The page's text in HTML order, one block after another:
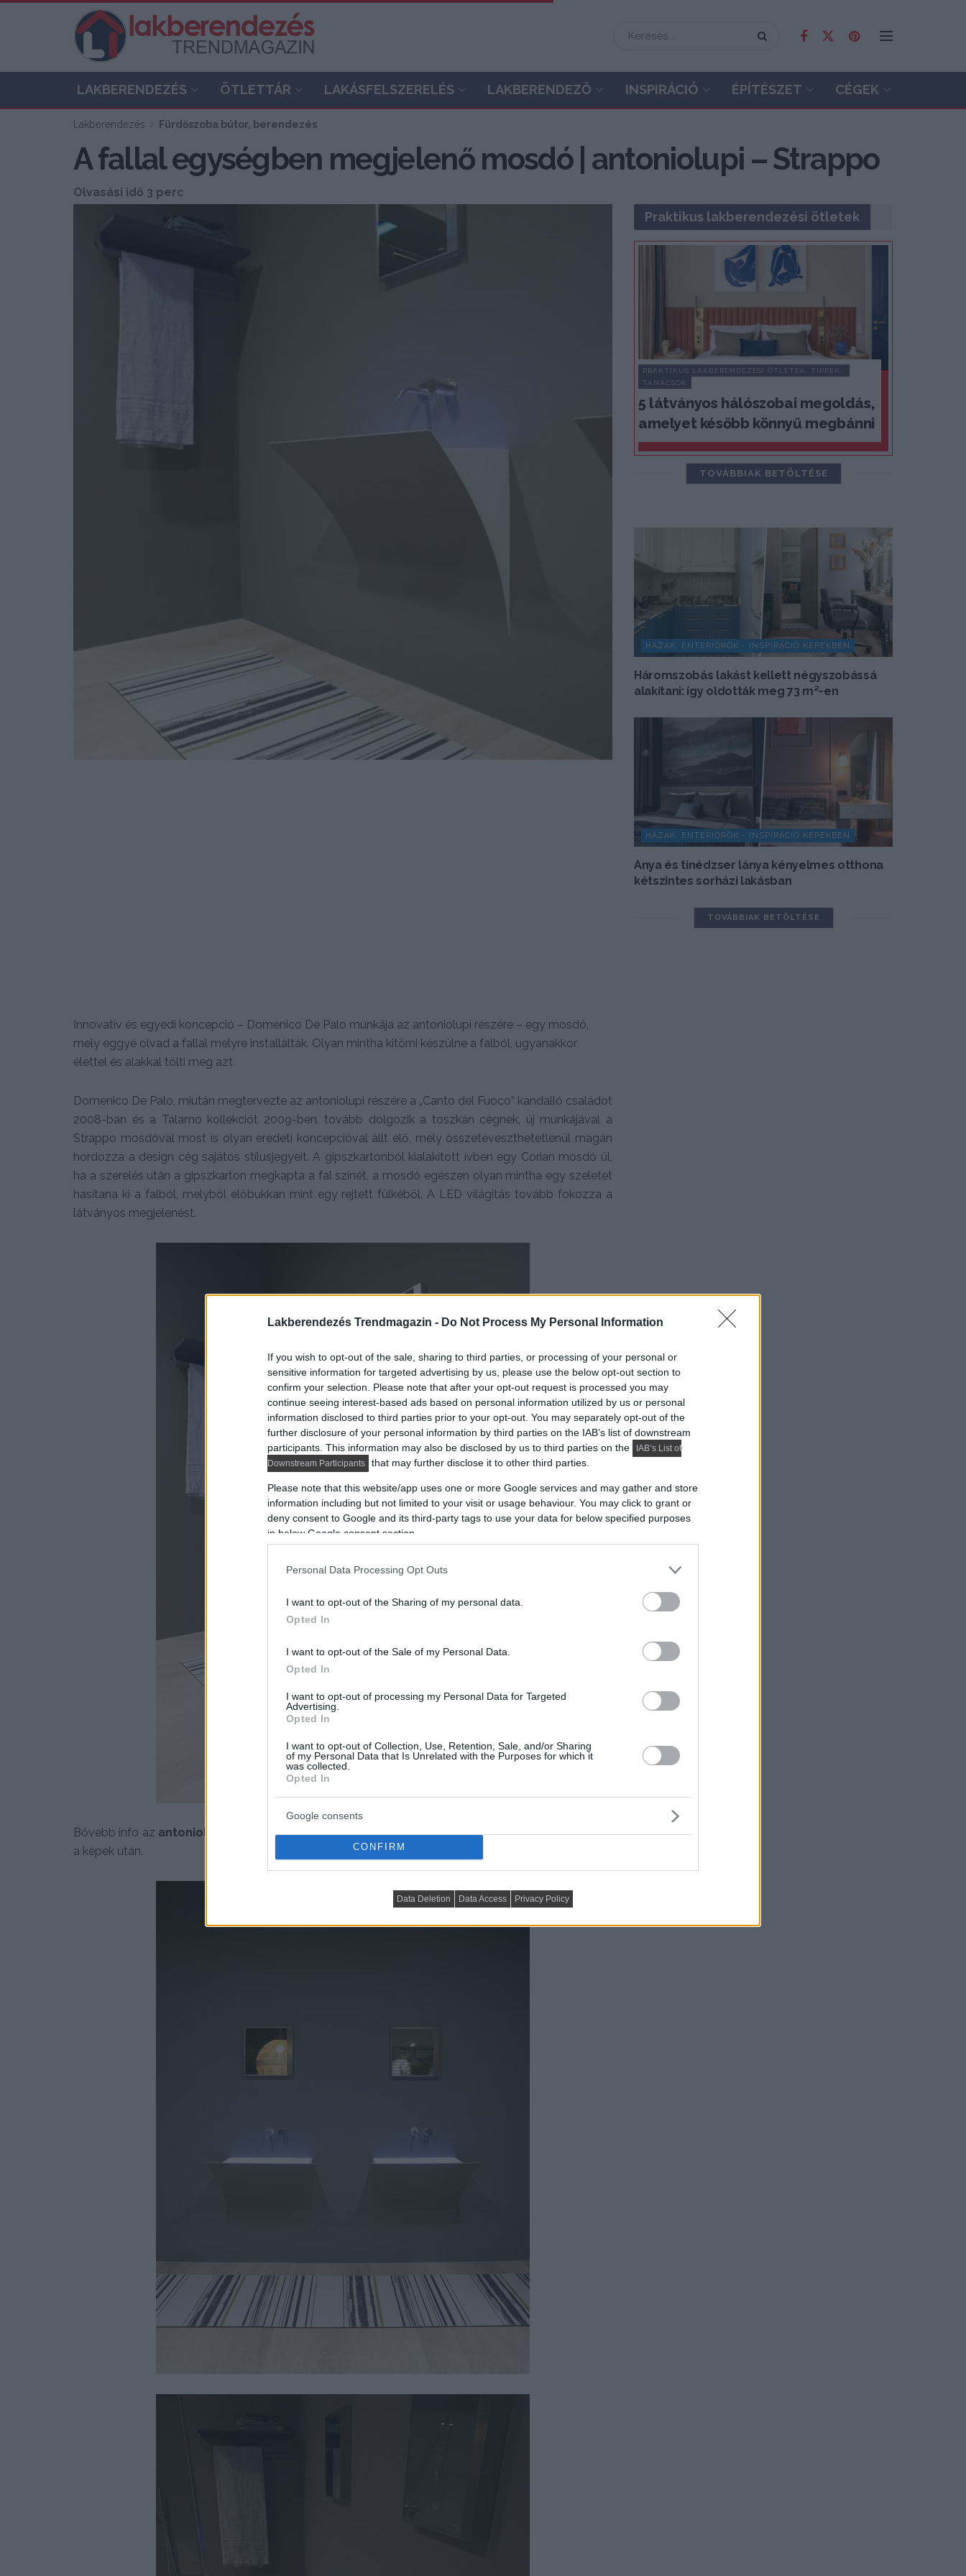
Lakberendezés Trendmagazin - Do Not Process My Personal Information
If you wish to opt-out of the sale, sharing to third parties, or processing of your personal or
sensitive information for targeted advertising by us, please use the below opt-out section to
confirm your selection. Please note that after your opt-out request is processed you may
continue seeing interest-based ads based on personal information utilized by us or personal
information disclosed to third parties prior to your opt-out. You may separately opt-out of the
further disclosure of your personal information by third parties on the IAB’s list of downstream
participants. This information may also be disclosed by us to third parties on the
IAB’s List of
Downstream Participants
that may further disclose it to other third parties.
Please note that this website/app uses one or more Google services and may gather and store
information including but not limited to your visit or usage behaviour. You may click to grant or
deny consent to Google and its third-party tags to use your data for below specified purposes
in below Google consent section.
Personal Data Processing Opt Outs
I want to opt-out of the Sharing of my personal data.
Opted In
I want to opt-out of the Sale of my Personal Data.
Opted In
I want to opt-out of processing my Personal Data for Targeted
Advertising.
Opted In
I want to opt-out of Collection, Use, Retention, Sale, and/or Sharing
of my Personal Data that Is Unrelated with the Purposes for which it
was collected.
Opted In
Google consents
CONFIRM
Data Deletion Data Access Privacy Policy
LAKBERENDEZÉS ÖTLETTÁR LAKÁSFELSZERELÉS LAKBERENDEZŐ INSPIRÁCIÓ ÉPÍTÉSZET CÉGEK
Lakberendezés Fürdőszoba bútor, berendezés
A fallal egységben megjelenő mosdó | antoniolupi – Strappo
Olvasási idő 3 perc
Innovatív és egyedi koncepció – Domenico De Palo munkája az antoniolupi részére – egy mosdó,
mely eggyé olvad a fallal melyre installálták. Olyan mintha kitörni készülne a falból, ugyanakkor
élettel és alakkal tölti meg azt.
Domenico De Palo, miután megtervezte az antoniolupi részére a „Canto del Fuoco” kandalló családot
2008-ban és a Talamo kollekciót 2009-ben, tovább dolgozik a toszkán cégnek, új munkájával a
Strappo mosdóval most is olyan eredeti koncepcióval állt elő, mely összetéveszthetetlenül magán
hordozza a design cég sajátos stílusjegyeit. A gipszkartonból kialakított ívben egy Corian mosdó ül,
ha a szerelés után a gipszkarton megkapta a fal színét, a mosdó egészen olyan mintha egy szeletet
hasítana ki a falból, melyből előbukkan mint egy rejtett fülkéből. A LED világítás tovább fokozza a
látványos megjelenést.
Bővebb info az antoniolupi
termékekről – fürdőszoba, mosdó, kandalló stb. – a cég weboldalán, link
a képek után.
Praktikus lakberendezési ötletek
PRAKTIKUS LAKBERENDEZÉSI ÖTLETEK, TIPPEK,
TANÁCSOK
5 látványos hálószobai megoldás,
amelyet később könnyű megbánni
TOVÁBBIAK BETÖLTÉSE
HÁZAK, ENTERIŐRÖK - INSPIRÁCIÓ KÉPEKBEN
Háromszobás lakást kellett négyszobássá
alakítani: így oldották meg 73 m²-en
HÁZAK, ENTERIŐRÖK - INSPIRÁCIÓ KÉPEKBEN
Anya és tinédzser lánya kényelmes otthona
kétszintes sorházi lakásban
TOVÁBBIAK BETÖLTÉSE